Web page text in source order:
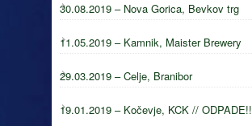
30.08.2019 – Nova Gorica, Bevkov trg
11.05.2019 – Kamnik, Maister Brewery
29.03.2019 – Celje, Branibor
19.01.2019 – Kočevje, KCK // ODPADE!!